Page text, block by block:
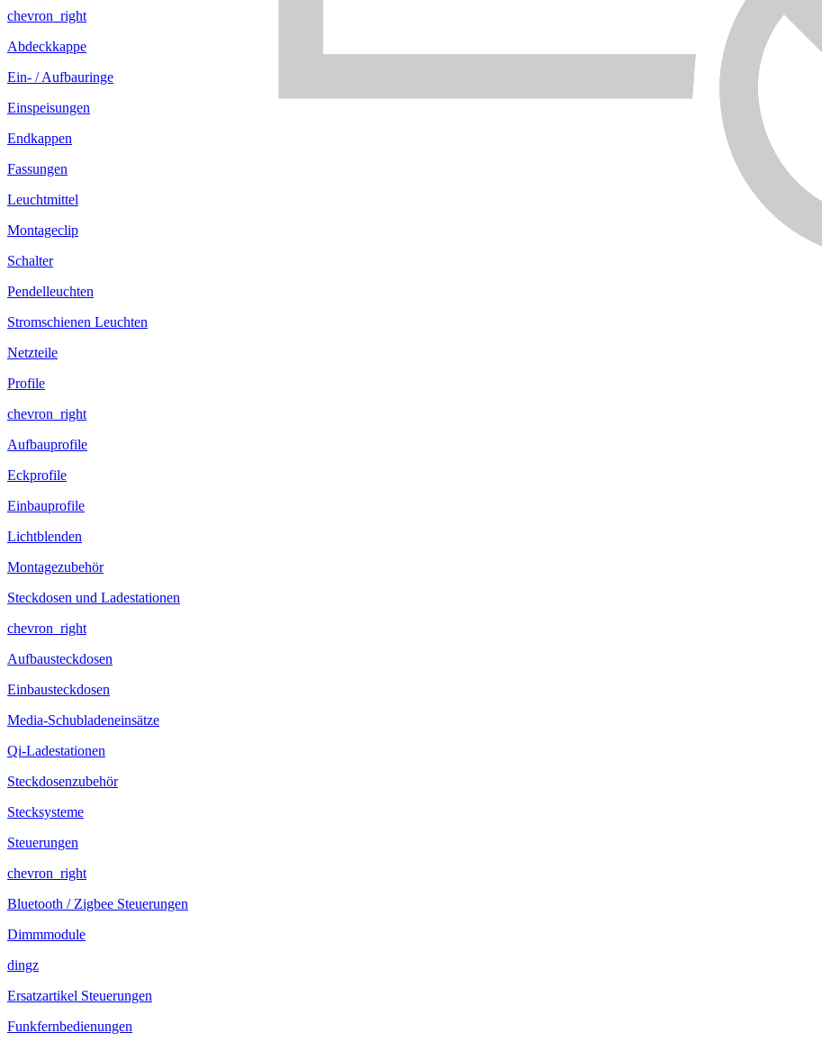
chevron_right
Abdeckkappe
Ein- / Aufbauringe
Einspeisungen
Endkappen
Fassungen
Leuchtmittel
Montageclip
Schalter
Pendelleuchten
Stromschienen Leuchten
Netzteile
Profile
chevron_right
Aufbauprofile
Eckprofile
Einbauprofile
Lichtblenden
Montagezubehör
Steckdosen und Ladestationen
chevron_right
Aufbausteckdosen
Einbausteckdosen
Media-Schubladeneinsätze
Qi-Ladestationen
Steckdosenzubehör
Stecksysteme
Steuerungen
chevron_right
Bluetooth / Zigbee Steuerungen
Dimmmodule
dingz
Ersatzartikel Steuerungen
Funkfernbedienungen